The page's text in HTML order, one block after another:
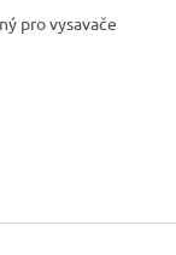
pro vysavače